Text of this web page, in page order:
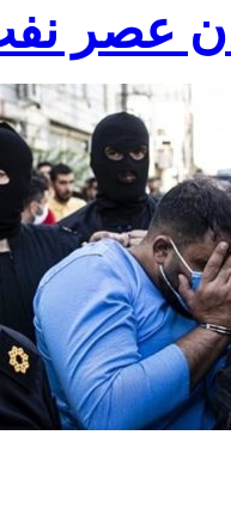
عصر